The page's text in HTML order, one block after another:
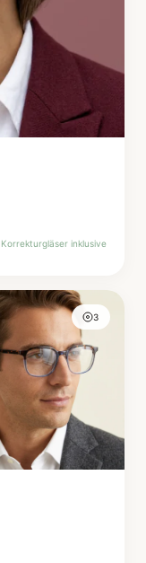
Korrekturgläser inklusive
3